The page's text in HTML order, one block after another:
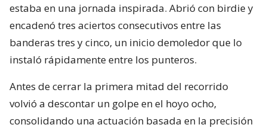
estaba en una jornada inspirada. Abrió con birdie y
encadenó tres aciertos consecutivos entre las
banderas tres y cinco, un inicio demoledor que lo
instaló rápidamente entre los punteros.
Antes de cerrar la primera mitad del recorrido
volvió a descontar un golpe en el hoyo ocho,
consolidando una actuación basada en la precisión